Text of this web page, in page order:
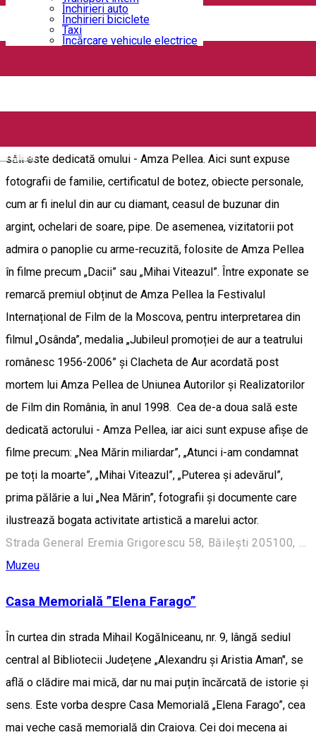
English
Închirieri auto
Închirieri biciclete
Taxi
Încărcare vehicule electrice
Casa Memorială „Amza Pellea” din orașul Băilești a fost
deschisă publicului larg în data de 7 aprilie 2024. Clădirea,
expoziție în memoria marelei actor Amza Pellea, cu obiecte
săli este dedicată omului - Amza Pellea. Aici sunt expuse
fotografii de familie, certificatul de botez, obiecte personale,
cum ar fi inelul din aur cu diamant, ceasul de buzunar din
argint, ochelari de soare, pipe. De asemenea, vizitatorii pot
admira o panoplie cu arme-recuzită, folosite de Amza Pellea
în filme precum „Dacii” sau „Mihai Viteazul”. Între exponate se
remarcă premiul obținut de Amza Pellea la Festivalul
Internațional de Film de la Moscova, pentru interpretarea din
filmul „Osânda”, medalia „Jubileul promoției de aur a teatrului
românesc 1956-2006” și Clacheta de Aur acordată post
mortem lui Amza Pellea de Uniunea Autorilor și Realizatorilor
de Film din România, în anul 1998. Cea de-a doua sală este
dedicată actorului - Amza Pellea, iar aici sunt expuse afișe de
filme precum: „Nea Mărin miliardar”, „Atunci i-am condamnat
pe toți la moarte”, „Mihai Viteazul”, „Puterea și adevărul”,
prima pălărie a lui „Nea Mărin”, fotografii și documente care
ilustrează bogata activitate artistică a marelui actor.
Strada General Eremia Grigorescu 58, Băilești 205100, România
Muzeu
Casa Memorială ”Elena Farago”
În curtea din strada Mihail Kogălniceanu, nr. 9, lângă sediul
central al Bibliotecii Județene „Alexandru și Aristia Aman", se
află o clădire mai mică, dar nu mai puțin încărcată de istorie și
sens. Este vorba despre Casa Memorială „Elena Farago”, cea
mai veche casă memorială din Craiova. Cei doi mecena ai